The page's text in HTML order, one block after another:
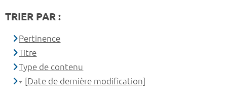
TRIER PAR :
Pertinence
Titre
Type de contenu
[Date de dernière modification]